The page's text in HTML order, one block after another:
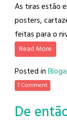
As tiras estão
posters,
feitas para o
Read More
Posted in
1 Comment
De